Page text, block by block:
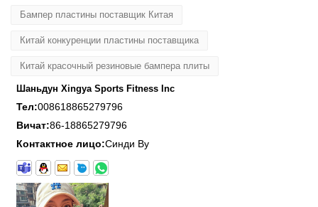
Бампер пластины поставщик Китая
Китай конкуренции пластины поставщика
Китай красочный резиновые бампера плиты
Шаньдун Xingya Sports Fitness Inc
Тел:008618865279796
Вичат:86-18865279796
Контактное лицо:Синди Ву